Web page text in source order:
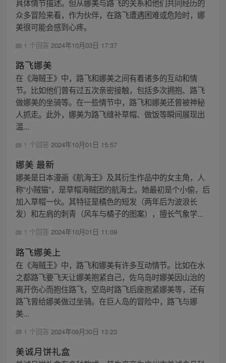
具体情节描述。但从娜美与路飞的关系和他们共同经历的
众多冒险来看，作为伙伴，在路飞遭遇困难或危险时，娜
美很可能会感到心疼。
1 个回答 2024年10月03日 17:37
路飞娜美
在《海贼王》中，路飞和娜美之间有着诸多的互动和情
节。比如他们曾有过五次亲密接触，包括多次拥抱、路飞
做娜美的坐骑等。在一些情节中，路飞和娜美还曾被神秘
人抓走。此外，娜美为路飞缝补草帽、做饭等瞬间展现出
温...
1 个回答 2024年10月01日 15:57
娜美 最新
娜美是日本漫画《航海王》及其衍生作品中的女主角，人
称“小贼猫”，是草帽海贼团的航海士。她最初是个小偷，后
加入草帽一伙。其特征是橘色的短发（两年后为波浪长
发）和左肩的刺青（风车与橘子的图案），擅长气象学...
1 个回答 2024年10月01日 11:09
路飞娜美上
在《海贼王》中，路飞和娜美有许多互动情节。比如在水
之都路飞要飞天让娜美抱紧自己，佐乌岛时娜美因山治的
离开伤心而抱住路飞，空岛时路飞后座抱紧娜美等，还有
路飞曾给娜美做过坐骑。在巨人岛的冒险中，路飞与娜
美...
1 个回答 2024年09月30日 13:23
美诚月饼礼盒